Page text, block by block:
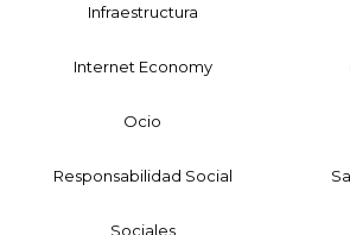
Infraestructura
Internet Economy
Ocio
Responsabilidad Social
Sociales